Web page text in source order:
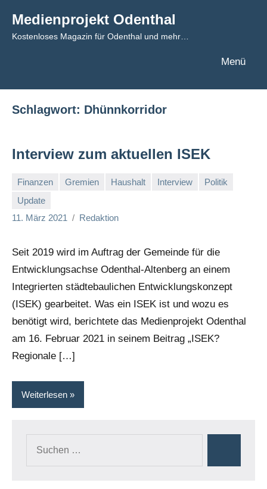
Inhalt
springen
Medienprojekt Odenthal
Kostenloses Magazin für Odenthal und mehr…
Menü
Schlagwort: Dhünnkorridor
Interview zum aktuellen ISEK
Finanzen Gremien Haushalt Interview
Politik
Update
11. März 2021
Redaktion
Seit 2019 wird im Auftrag der Gemeinde für die
Entwicklungsachse Odenthal-Altenberg an einem
Integrierten städtebaulichen Entwicklungskonzept
(ISEK) gearbeitet. Was ein ISEK ist und wozu es
benötigt wird, berichtete das Medienprojekt Odenthal
am 16. Februar 2021 in seinem Beitrag „ISEK?
Regionale […]
Weiterlesen